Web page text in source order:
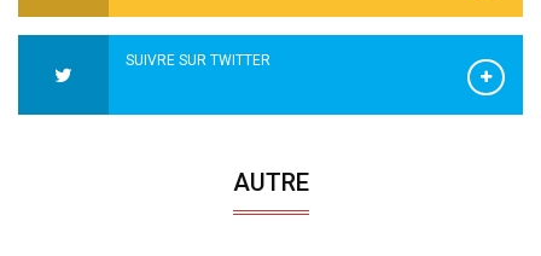
SUIVRE SUR TWITTER
AUTRE